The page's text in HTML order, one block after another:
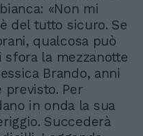
«Non mi
del tutto sicuro. Se
qualcosa può
sfora la mezzanotte
Brando, anni
previsto. Per
in onda la sua
Succederà